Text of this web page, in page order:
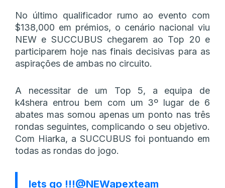
No último qualificador rumo ao evento com
$138,000 em prémios, o cenário nacional viu
NEW e SUCCUBUS chegarem ao Top 20 e
participarem hoje nas finais decisivas para as
aspirações de ambas no circuito.
A necessitar de um Top 5, a equipa de
k4shera entrou bem com um 3º lugar de 6
abates mas somou apenas um ponto nas três
rondas seguintes, complicando o seu objetivo.
Com Hiarka, a SUCCUBUS foi pontuando em
todas as rondas do jogo.
lets go !!!@NEWapexteam